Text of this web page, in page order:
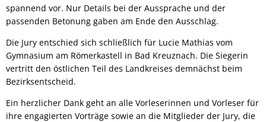
spannend vor. Nur Details bei der Aussprache und der
passenden Betonung gaben am Ende den Ausschlag.
Die Jury entschied sich schließlich für Lucie Mathias vom
Gymnasium am Römerkastell in Bad Kreuznach. Die Siegerin
vertritt den östlichen Teil des Landkreises demnächst beim
Bezirksentscheid.
Ein herzlicher Dank geht an alle Vorleserinnen und Vorleser für
ihre engagierten Vorträge sowie an die Mitglieder der Jury, die